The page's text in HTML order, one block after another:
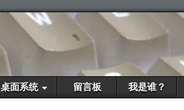
桌面系统 留言板 我是谁？